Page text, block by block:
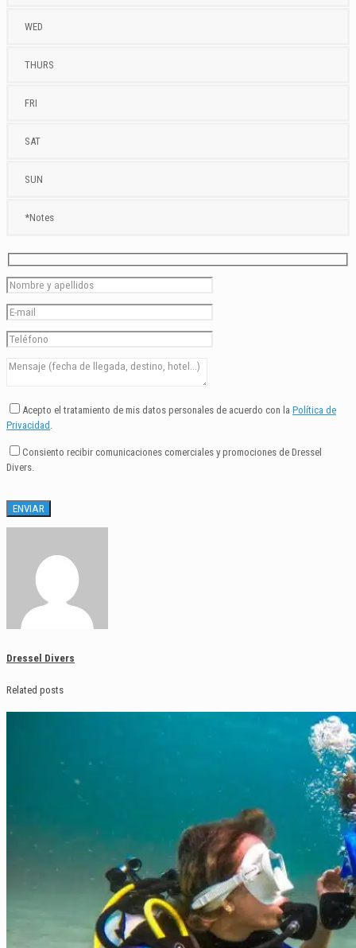
WED
THURS
FRI
SAT
SUN
*Notes
Acepto el tratamiento de mis datos personales de acuerdo con la Política de
Privacidad
Consiento recibir comunicaciones comerciales y promociones de Dressel
Divers.
Dressel Divers
Related posts